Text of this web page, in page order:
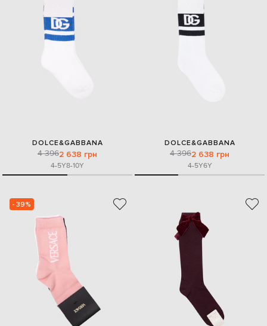
DOLCE&GABBANA
4 3962 638 грн
4-5Y8-10Y
DOLCE&GABBANA
4 3962 638 грн
4-5Y6Y
- 39%